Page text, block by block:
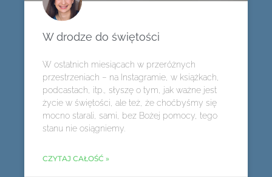
W drodze do świętości
W ostatnich miesiącach w przeróżnych
przestrzeniach – na Instagramie, w książkach,
podcastach, itp., słyszę o tym, jak ważne jest
życie w świętości, ale też, że choćbyśmy się
mocno starali, sami, bez Bożej pomocy, tego
stanu nie osiągniemy.
CZYTAJ CAŁOŚĆ »